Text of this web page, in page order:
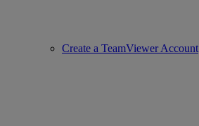
Create a TeamViewer Account